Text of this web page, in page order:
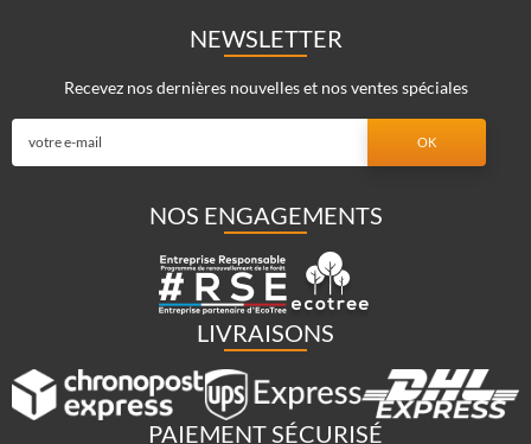
NEWSLETTER
Recevez nos dernières nouvelles et nos ventes spéciales
NOS ENGAGEMENTS
LIVRAISONS
PAIEMENT SÉCURISÉ